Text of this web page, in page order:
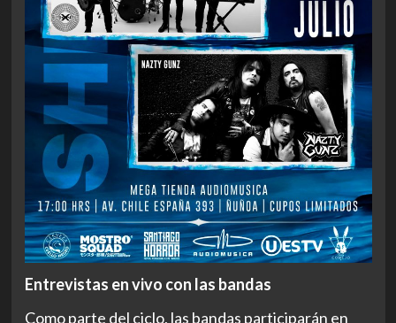
Entrevistas en vivo con las bandas
Como parte del ciclo, las bandas participarán en